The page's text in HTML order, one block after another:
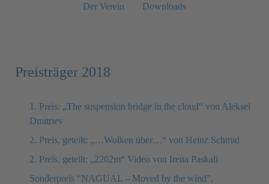
Der Verein Downloads
Preisträger 2018
1. Preis: „The suspension bridge in the cloud“ von Aleksei
Dmitriev
2. Preis, geteilt: „…Wolken über…“ von Heinz Schmid
2. Preis, geteilt: „2202m“ Video von Irena Paskali
Sonderpreis “NAGUAL – Moved by the wind”,